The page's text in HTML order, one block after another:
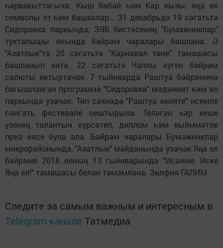
һәрвакыттагыча: Кыш бабай һәм Кар кызы, яңа ел
символы эт һәм башкалар... 31 декабрьдә 19 сәгатьтә
Сидоровка паркында, ЗЯБ бистәсенең "Бумажниклар"
тукталышы янында бәйрәм чаралары башлана. Ә
"Азатлык"та 20 сәгатьтә "Карнавал төне" тамашасы
башланып китә. 22 сәгатьтә Чаллы күген бәйрәм
салюты яктыртачак. 7 гыйнварда Раштуа бәйрәменә
багышланган программа "Сидоровка" мәдәният һәм ял
паркында узачак. Төп сәхнәдә "Раштуа әкияте" исемле
сәнгать фестивале оештырыла. Теләгән һәр кеше
үзенең талантын күрсәтеп, диплом һәм кыйммәтле
приз иясе була ала. Бәйрәм чаралары Бумажниклар
микрорайонында, "Азатлык" мәйданында узачак Яңа ел
бәйрәме 2018 елның 13 гыйнварында "Исәнме, Иске
Яңа ел!" тамашасы белән тәмамлана. Зөлфия ГАЛИМ
Следите за самым важным и интересным в
Telegram-канале Татмедиа